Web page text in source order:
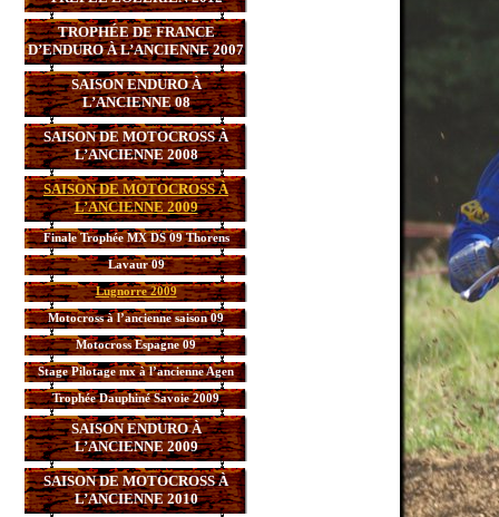
TROPHÉE DE FRANCE
D’ENDURO À L’ANCIENNE 2007
SAISON ENDURO À
L’ANCIENNE 08
SAISON DE MOTOCROSS À
L’ANCIENNE 2008
SAISON DE MOTOCROSS À
L’ANCIENNE 2009
Finale Trophée MX DS 09 Thorens
Lavaur 09
Lugnorre 2009
Motocross à l’ancienne saison 09
Motocross Espagne 09
Stage Pilotage mx à l’ancienne Agen
Trophée Dauphiné Savoie 2009
SAISON ENDURO À
L’ANCIENNE 2009
SAISON DE MOTOCROSS À
L’ANCIENNE 2010